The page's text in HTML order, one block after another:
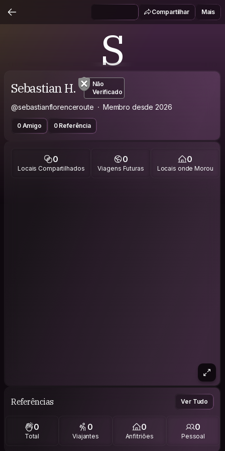
Compartilhar Mais
S
Sebastian H.
Não
Verificado
@sebastianflorenceroute Membro desde 2026
0 Amigo 0 Referência
0
Locais Compartilhados
0
Viagens Futuras
0
Locais onde Morou
Referências Ver Tudo
0
Total
0
Viajantes
0
Anfitriões
0
Pessoal